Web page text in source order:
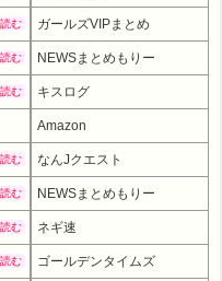
む ガールズVIPまとめ
む NEWSまとめもりー
む キスログ
Amazon
む なんJクエスト
む NEWSまとめもりー
む ネギ速
む ゴールデンタイムズ